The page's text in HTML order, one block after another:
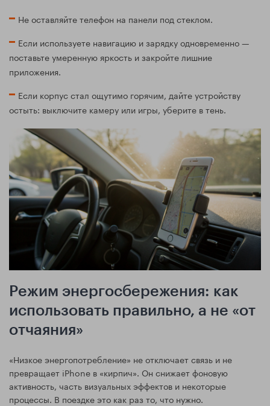
Не оставляйте телефон на панели под стеклом.
Если используете навигацию и зарядку одновременно —
поставьте умеренную яркость и закройте лишние
приложения.
Если корпус стал ощутимо горячим, дайте устройству
остыть: выключите камеру или игры, уберите в тень.
Режим энергосбережения: как
использовать правильно, а не «от
отчаяния»
«Низкое энергопотребление» не отключает связь и не
превращает iPhone в «кирпич». Он снижает фоновую
активность, часть визуальных эффектов и некоторые
процессы. В поездке это как раз то, что нужно.